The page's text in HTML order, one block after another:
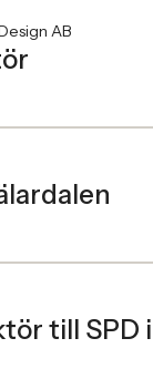
AB
till SPD i